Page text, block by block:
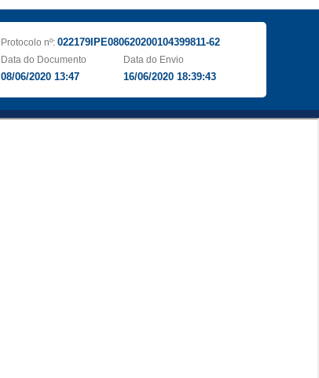
Protocolo nº: 022179IPE080620200104399811-62
Data do Documento
08/06/2020 13:47
Data do Envio
16/06/2020 18:39:43